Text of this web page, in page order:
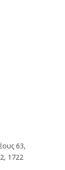
63,
1722